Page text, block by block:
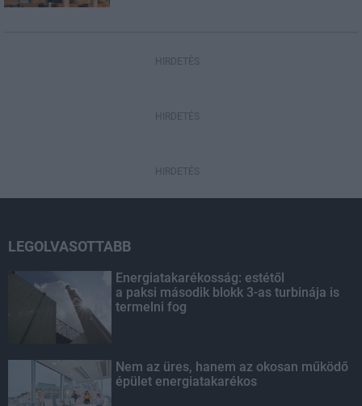
HIRDETÉS
HIRDETÉS
HIRDETÉS
LEGOLVASOTTABB
Energiatakarékosság: estétől
a paksi második blokk 3-as turbinája is
termelni fog
Nem az üres, hanem az okosan működő
épület energiatakarékos